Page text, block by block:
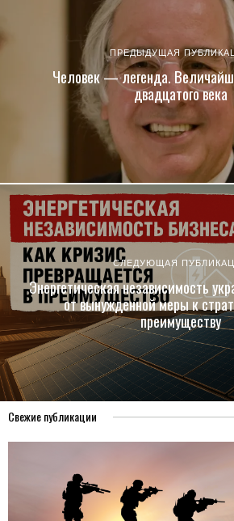
ПРЕДЫДУЩАЯ
Человек — легенда.
двадцатого века
СЛЕДУЮЩАЯ
Энергетическая независимость
от вынужденной меры к
преимуществу
Свежие публикации